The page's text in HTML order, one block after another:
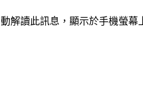
解讀此訊息，顯示於手機螢幕